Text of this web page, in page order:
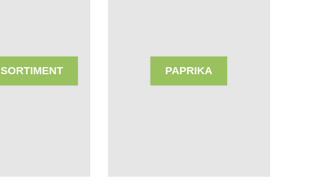
PAPRIKA